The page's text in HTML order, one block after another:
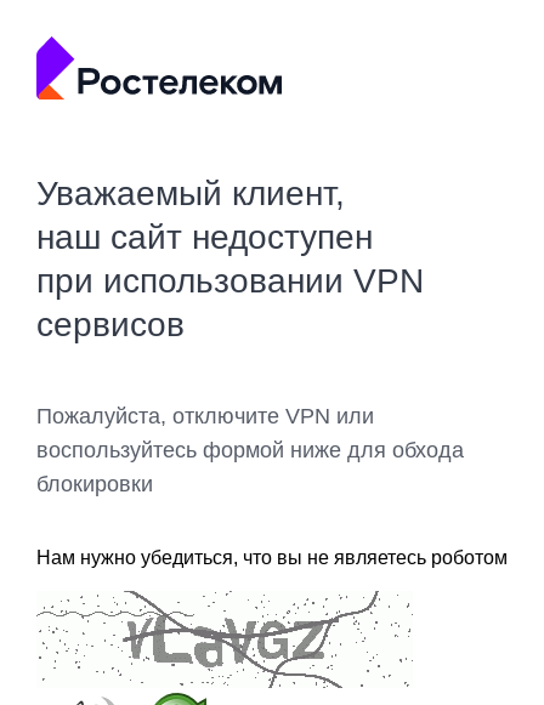
Уважаемый клиент,
наш сайт недоступен
при использовании VPN
сервисов
Пожалуйста, отключите VPN или
воспользуйтесь формой ниже для обхода
блокировки
Нам нужно убедиться, что вы не являетесь роботом